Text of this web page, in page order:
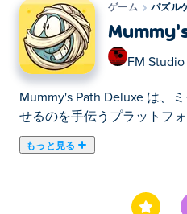
ゲーム パズル
FM Studio
Mummy's Path Deluxe は、
せるのを手伝うプラットフ
もっと見る
矢印を戦略的に配置して、